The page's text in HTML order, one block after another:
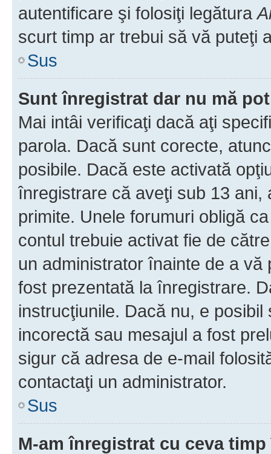
autentificare şi folosiţi legătura
scurt timp ar trebui să vă puteţi
Sus
Sunt înregistrat dar nu mă
Mai intâi verificaţi dacă aţi
parola. Dacă sunt corecte,
posibile. Dacă este activată
înregistrare că aveţi sub 13
primite. Unele forumuri obligă
contul trebuie activat fie de
un administrator înainte de a
fost prezentată la înregistrare.
instrucţiunile. Dacă nu, e
incorectă sau mesajul a fost
sigur că adresa de e-mail
contactaţi un administrator.
Sus
M-am înregistrat cu ceva